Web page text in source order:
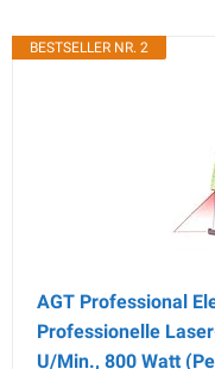
BESTSELLER NR. 2
AGT Professional
Professionelle
U/Min., 800 Watt